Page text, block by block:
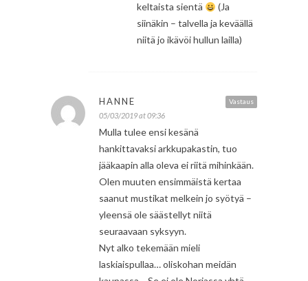
keltaista sientä
(Ja
siinäkin – talvella ja keväällä
niitä jo ikävöi hullun lailla)
Vastaus
HANNE
05/03/2019 at 09:36
Mulla tulee ensi kesänä
hankittavaksi arkkupakastin, tuo
jääkaapin alla oleva ei riitä mihinkään.
Olen muuten ensimmäistä kertaa
saanut mustikat melkein jo syötyä –
yleensä ole säästellyt niitä
seuraavaan syksyyn.
Nyt alko tekemään mieli
laskiaispullaa… oliskohan meidän